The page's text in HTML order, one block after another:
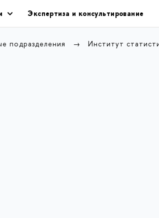
Экспертиза и консультирование
подразделения
Институт